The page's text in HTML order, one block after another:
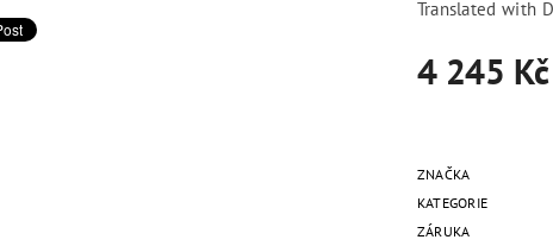
Translated with
4 245 Kč
ZNAČKA
KATEGORIE
ZÁRUKA